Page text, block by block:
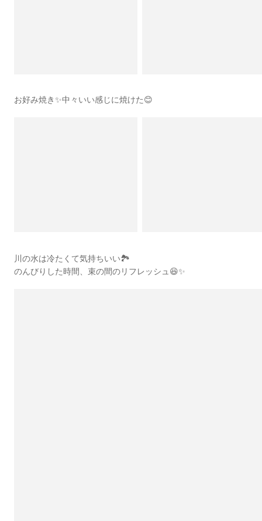
お好み焼き✨中々いい感じに焼けた😊
川の水は冷たくて気持ちいい🏞
のんびりした時間、束の間のリフレッシュ😆✨